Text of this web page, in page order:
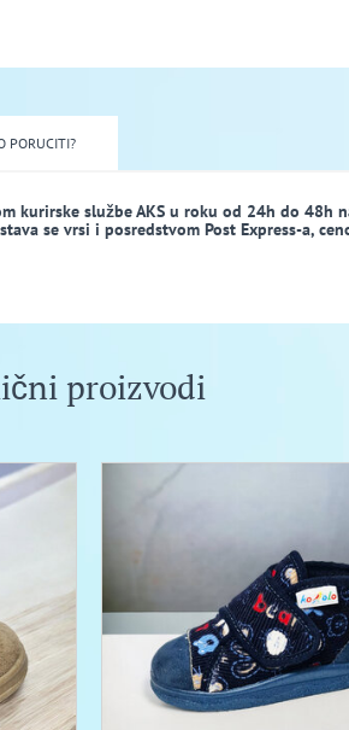
PORUCITI?
kurirske službe AKS u roku od 24h do 48h
se vrsi i posredstvom Post Express-a,
proizvodi